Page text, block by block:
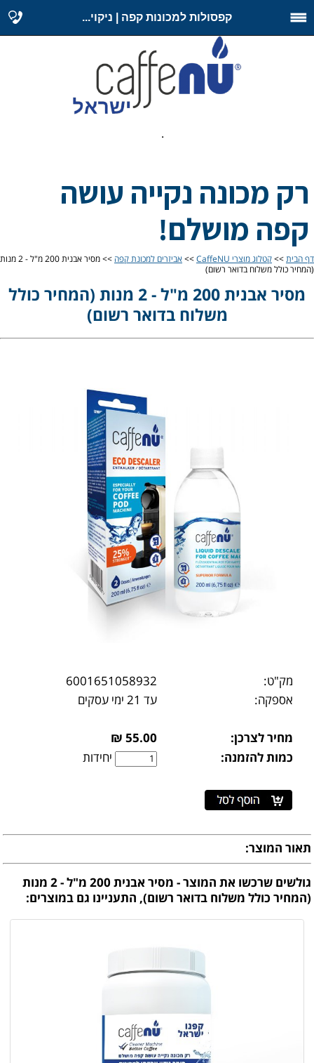
קפסולות למכונות קפה | ניקוי...
.
רק מכונה נקייה עושה
קפה מושלם!
דף הבית >> קטלוג מוצרי CaffeNU >> אביזרים למכונת קפה
>> מסיר אבנית 200 מ"ל - 2 מנות
(המחיר כולל משלוח בדואר רשום)
מסיר אבנית 200 מ"ל - 2 מנות (המחיר כולל
משלוח בדואר רשום)
מק"ט:
6001651058932
אספקה:
עד 21 ימי עסקים
מחיר לצרכן:
55.00 ₪
כמות להזמנה:
יחידות
תאור המוצר:
גולשים שרכשו את המוצר - מסיר אבנית 200 מ"ל - 2 מנות
(המחיר כולל משלוח בדואר רשום), התעניינו גם במוצרים: